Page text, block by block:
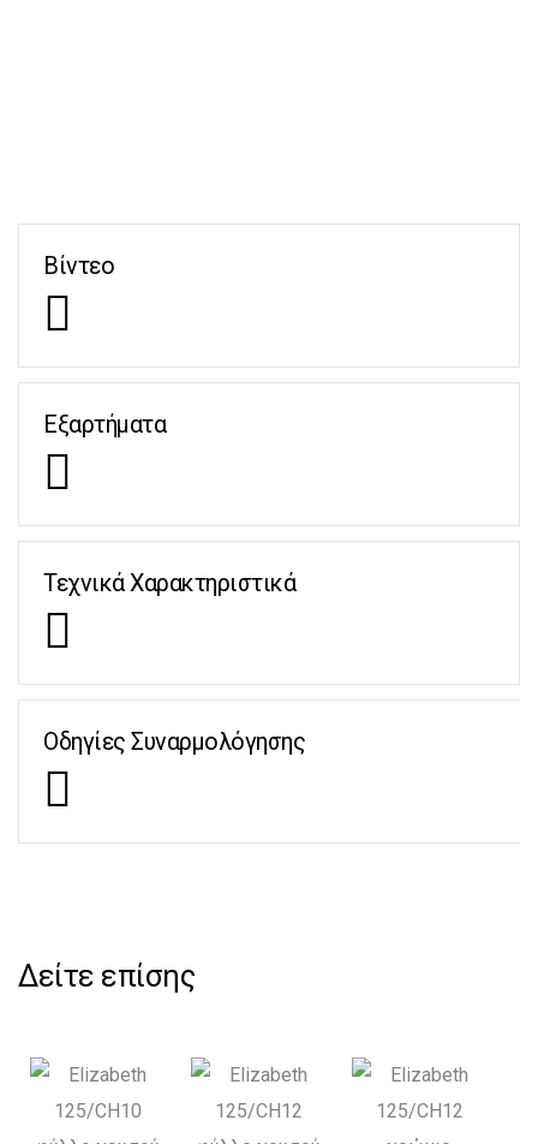
Βίντεο
Εξαρτήματα
Τεχνικά Χαρακτηριστικά
Οδηγίες Συναρμολόγησης
Δείτε επίσης